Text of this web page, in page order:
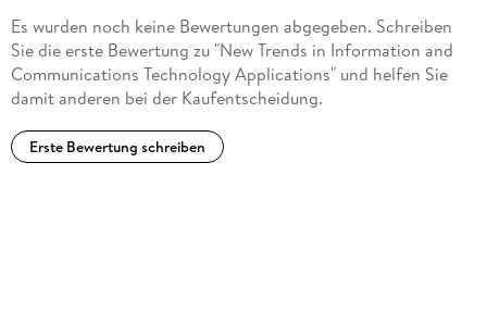
Es wurden noch keine Bewertungen abgegeben. Schreiben
Sie die erste Bewertung zu "New Trends in Information and
Communications Technology Applications" und helfen Sie
damit anderen bei der Kaufentscheidung.
Erste Bewertung schreiben